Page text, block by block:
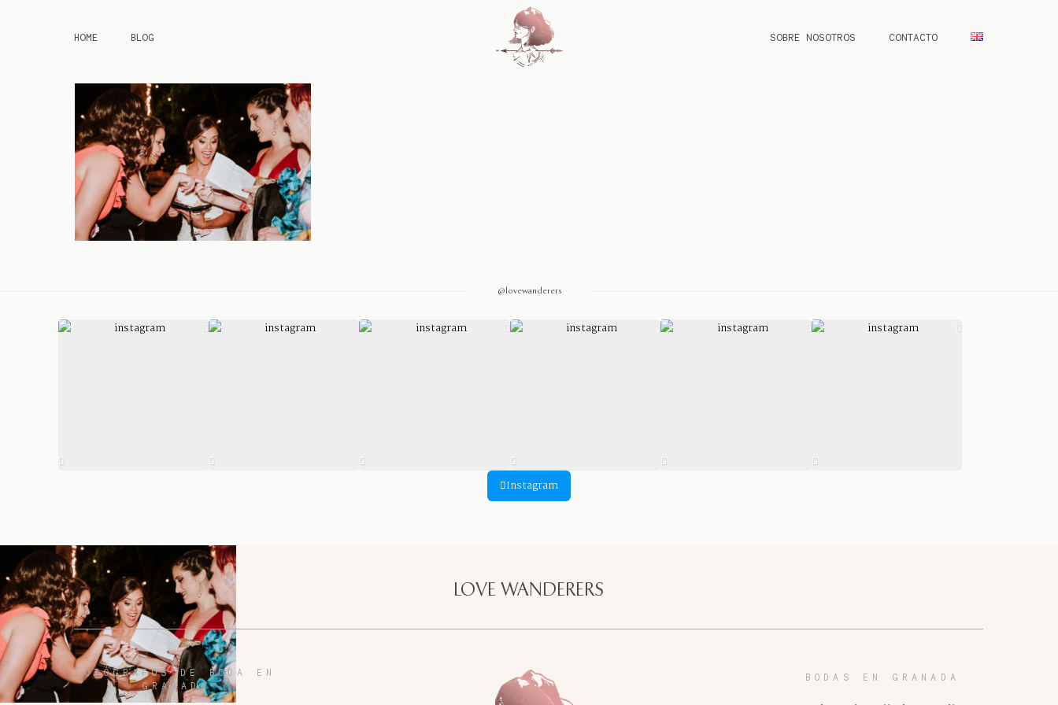
HOME BLOG SOBRE NOSOTROS CONTACTO
@lovewanderers
Instagram
LOVE WANDERERS
FOTÓGRAFOS DE BODA EN
GRANADA
BODAS EN GRANADA